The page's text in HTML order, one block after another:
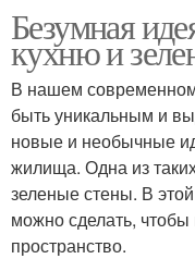
Безумная
кухню и
В нашем
быть уникальным и
новые и необычные
жилища. Одна из
зеленые стены. В
можно сделать, чтобы
пространство.